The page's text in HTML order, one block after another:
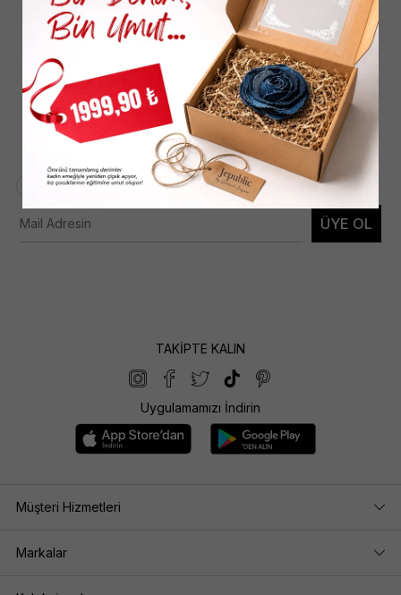
Üye Ol, Fırsatların Tadını Çıkar!
Kadın Erkek
ÜYE OL
TAKİPTE KALIN
Uygulamamızı İndirin
Müşteri Hizmetleri
Markalar